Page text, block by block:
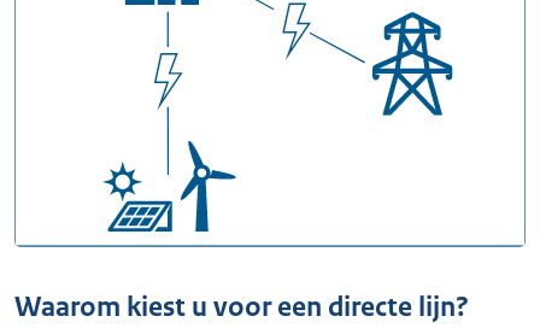
Waarom kiest u voor een directe lijn?